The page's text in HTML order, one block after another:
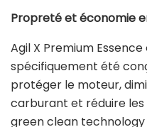
Propreté et économie
Agil X Premium
spécifiquement été
protéger le moteur,
carburant et réduire les
green clean technology